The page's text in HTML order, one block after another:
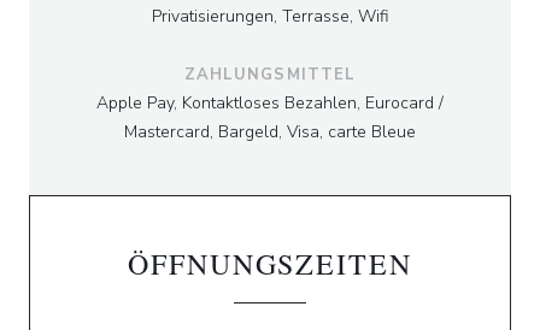
Privatisierungen, Terrasse, Wifi
ZAHLUNGSMITTEL
Apple Pay, Kontaktloses Bezahlen, Eurocard /
Mastercard, Bargeld, Visa, carte Bleue
ÖFFNUNGSZEITEN